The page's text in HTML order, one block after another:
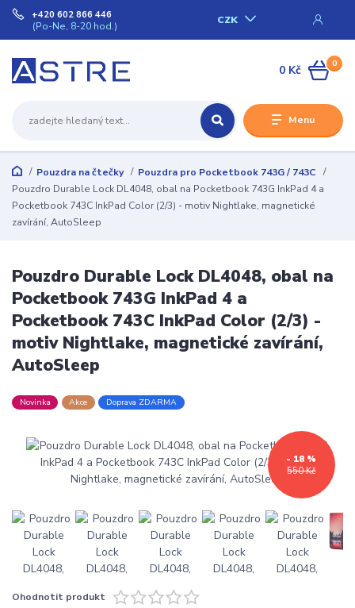
Menu
CZK
+420 602 866 446
(Po-Ne, 8-20 hod.)
0
0 Kč
Pouzdra na čtečky
Pouzdra pro Pocketbook 743G / 743C
Pouzdro Durable Lock DL4048, obal na Pocketbook 743G InkPad 4 a
Pocketbook 743C InkPad Color (2/3) - motiv Nightlake, magnetické
zavírání, AutoSleep
Pouzdro Durable Lock DL4048, obal na
Pocketbook 743G InkPad 4 a
Pocketbook 743C InkPad Color (2/3) -
motiv Nightlake, magnetické zavírání,
AutoSleep
Novinka Akce Doprava ZDARMA
550 Kč
- 18 %
Ohodnotit produkt